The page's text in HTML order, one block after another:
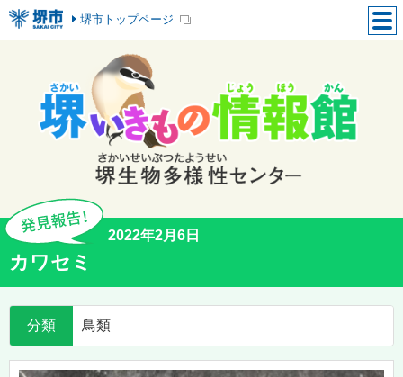
堺市トップページ
2022年2月6日
カワセミ
分類 鳥類